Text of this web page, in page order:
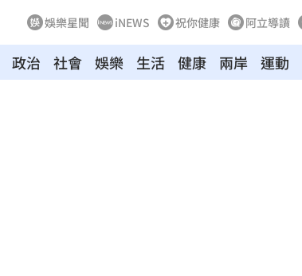
娛樂星聞 iNEWS 祝你健康 阿立導讀
政治 社會 娛樂 生活 健康 兩岸 運動